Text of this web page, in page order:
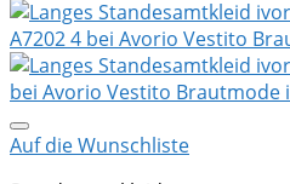
Auf die Wunschliste